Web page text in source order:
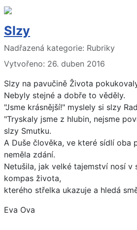
Slzy
Základní údaje
Nadřazená kategorie: Rubriky
Vytvořeno: 26. duben 2016
Slzy na pavučině Života
Nebyly stejné a dobře to věděly.
"Jsme krásnější!" myslely si slzy
"Tryskaly jsme z hlubin, nejsme
slzy Smutku.
A Duše člověka, ve které sídlí oba
neměla zdání.
Netušila, jak velké tajemství nosí v
kompas života,
kterého střelka ukazuje a hledá
Eva Ova